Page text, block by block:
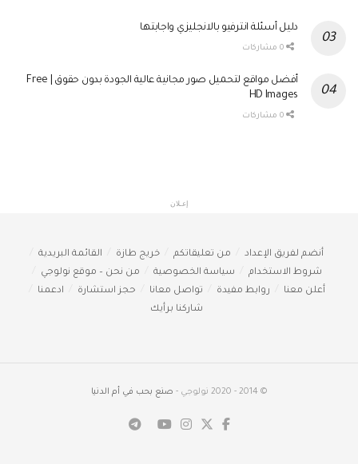
دليل أسئلة انترفيو بالانجليزي واجابتها
أفضل مواقع لتحميل صور مجانية عالية الجودة بدون حقوق | Free
HD Images
إعـلان
أنضم لفريق الإعداد من تعليقاتكم خريج طازة
القائمة البريدية
شروط الاستخدام
سياسة الخصوصية
من نحن – موقع نولوجي
أعلن معنا
روابط مفيدة تواصل معانا حجز استشارة
ادعمنا
شاركنا برأيك
© 2014 - 2020 نولوجي - صنع بحب في أم الدنيا